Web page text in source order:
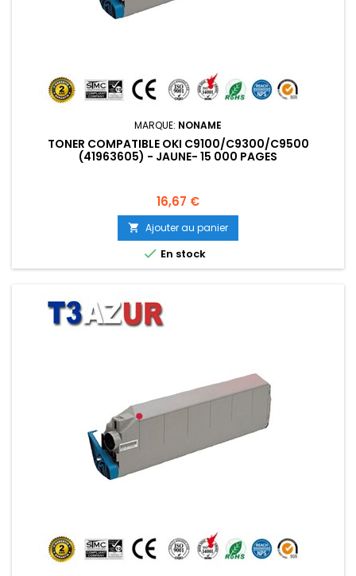
MARQUE: NONAME
TONER COMPATIBLE OKI C9100/C9300/C9500
(41963605) - JAUNE- 15 000 PAGES
Prix
16,67 €
 Ajouter au panier
 En stock